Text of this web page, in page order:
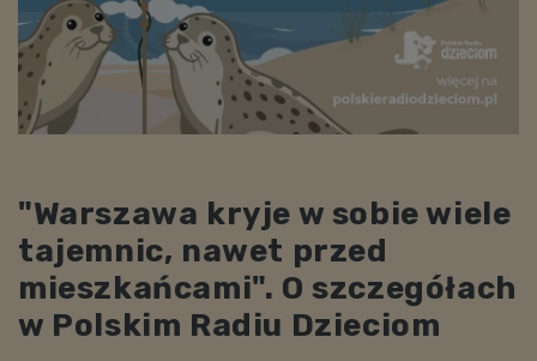
"Warszawa kryje w sobie wiele
tajemnic, nawet przed
mieszkańcami". O szczegółach
w Polskim Radiu Dzieciom